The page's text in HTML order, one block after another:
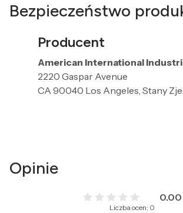
Bezpieczeństwo
Producent
American International
2220 Gaspar Avenue
CA 90040 Los Angeles, Stany
Opinie
0.00
Liczba ocen: 0